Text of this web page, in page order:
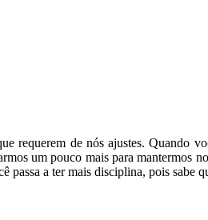
requerem de nós ajustes. Quando
um pouco mais para
passa a ter mais disciplina, pois